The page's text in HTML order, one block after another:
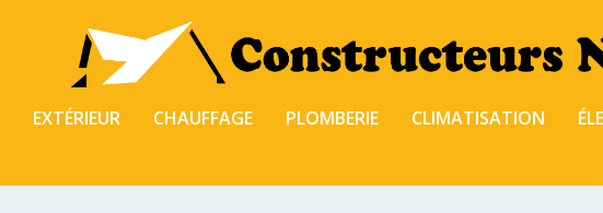
EXTÉRIEUR CHAUFFAGE PLOMBERIE CLIMATISATION